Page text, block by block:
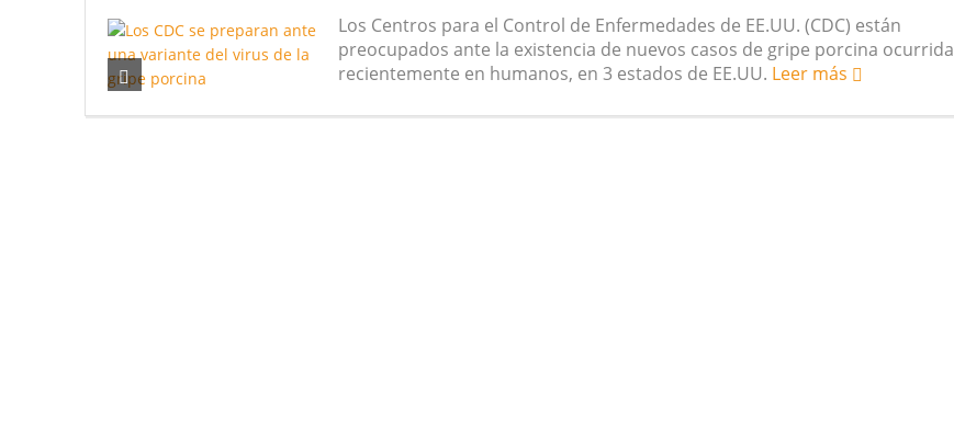
Nuevas noticias sobre las dietas vegetarianas y el riesgo de cáncer
Los Centros para el Control de Enfermedades de EE.UU. (CDC) están
preocupados ante la existencia de nuevos casos de gripe porcina ocurrida
recientemente en humanos, en 3 estados de EE.UU. Leer más